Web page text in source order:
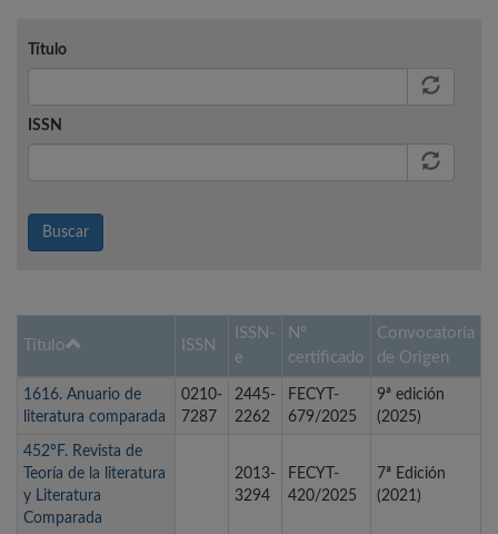
Título
ISSN
Buscar
Título ISSN
ISSN-
e
Nº
certificado
Convocatoria
de Origen
1616. Anuario de
literatura comparada
0210-
7287
2445-
2262
FECYT-
679/2025
9ª edición
(2025)
452ºF. Revista de
Teoría de la literatura
y Literatura
Comparada
2013-
3294
FECYT-
420/2025
7ª Edición
(2021)